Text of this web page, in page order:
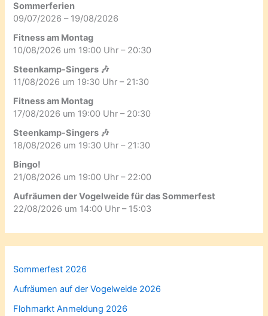
Sommerferien
09/07/2026 – 19/08/2026
Fitness am Montag
10/08/2026 um 19:00 Uhr – 20:30
Steenkamp-Singers 🎶
11/08/2026 um 19:30 Uhr – 21:30
Fitness am Montag
17/08/2026 um 19:00 Uhr – 20:30
Steenkamp-Singers 🎶
18/08/2026 um 19:30 Uhr – 21:30
Bingo!
21/08/2026 um 19:00 Uhr – 22:00
Aufräumen der Vogelweide für das Sommerfest
22/08/2026 um 14:00 Uhr – 15:03
Sommerfest 2026
Aufräumen auf der Vogelweide 2026
Flohmarkt Anmeldung 2026